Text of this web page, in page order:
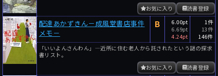
読書登録
お気に入り
配達あかずきん－成風堂書店事件
メモ－
B
6.00pt
6.69pt
4.24pt
1件
13件
146件
「いいよんさんわん」―近所に住む老人から託されたという謎の探求
書リスト。
読書登録
お気に入り